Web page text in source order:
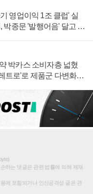
영업이익 1조 클럽' 실
박종문 '발행어음' 달고 연
박카스 소비자층 넓혔
트로'로 제품군 다변화
하는 댓글은 관련 법률에 의해 제재
에 포함되거나 인신공격성 글은 관